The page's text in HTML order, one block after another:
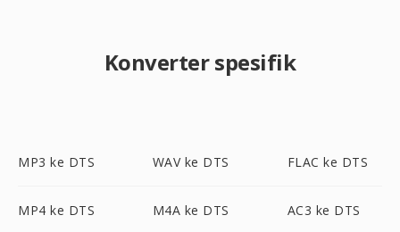
Konverter spesifik
MP3 ke DTS WAV ke DTS FLAC ke DTS
MP4 ke DTS M4A ke DTS AC3 ke DTS